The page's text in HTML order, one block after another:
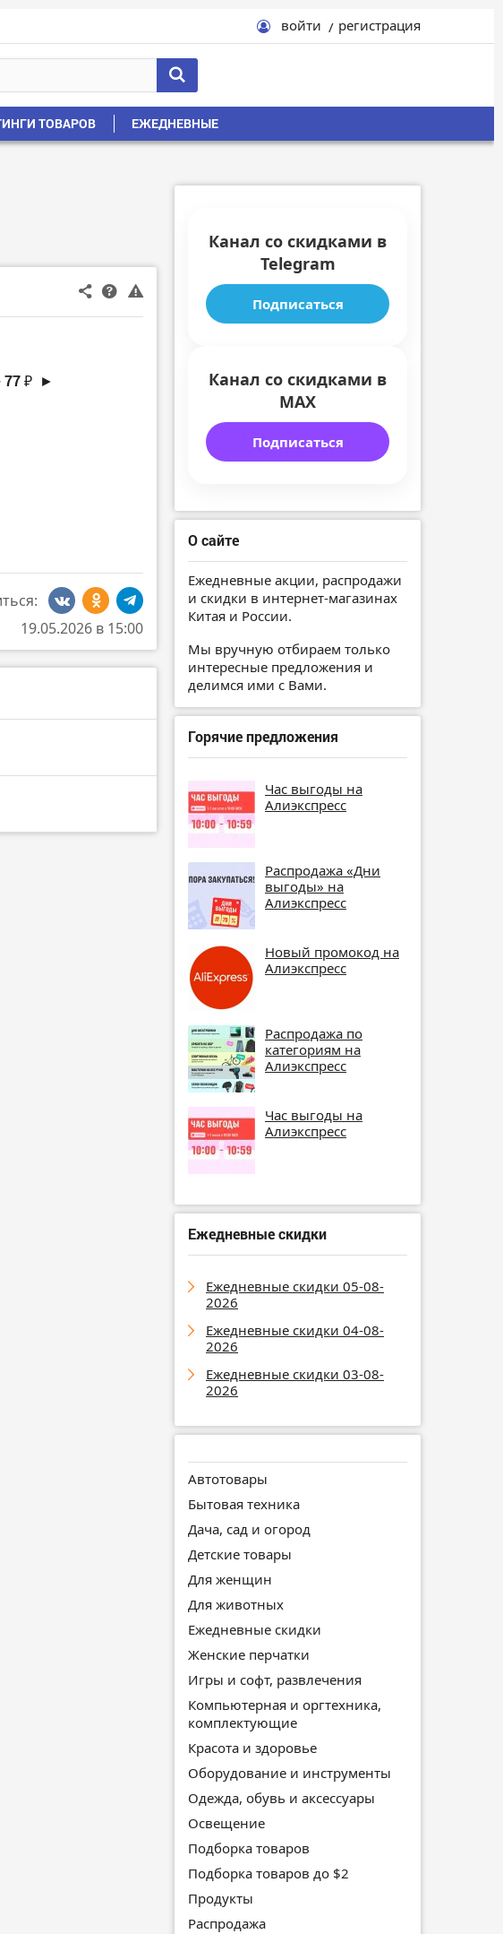
войти регистрация
ТОВАРОВ ЕЖЕДНЕВНЫЕ
77 ₽ ►
19.05.2026 в 15:00
Канал со скидками в
Telegram
Подписаться
Канал со скидками в
MAX
Подписаться
О сайте
Ежедневные акции, распродажи
и скидки в интернет-магазинах
Китая и России.
Мы вручную отбираем только
интересные предложения и
делимся ими с Вами.
Горячие предложения
Час выгоды на
Алиэкспресс
Распродажа «Дни
выгоды» на
Алиэкспресс
Новый промокод на
Алиэкспресс
Распродажа по
категориям на
Алиэкспресс
Час выгоды на
Алиэкспресс
Ежедневные скидки
Ежедневные скидки 05-08-
2026
Ежедневные скидки 04-08-
2026
Ежедневные скидки 03-08-
2026
Автотовары
Бытовая техника
Дача, сад и огород
Детские товары
Для женщин
Для животных
Ежедневные скидки
Женские перчатки
Игры и софт, развлечения
Компьютерная и оргтехника,
комплектующие
Красота и здоровье
Оборудование и инструменты
Одежда, обувь и аксессуары
Освещение
Подборка товаров
Подборка товаров до $2
Продукты
Распродажа